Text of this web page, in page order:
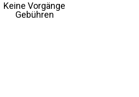
Keine Vorgänge
Gebühren